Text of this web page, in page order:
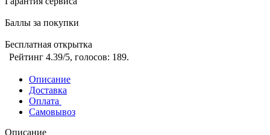
Баллы за покупки
Бесплатная открытка
Рейтинг 4.39/5, голосов: 189.
Описание
Доставка
Оплата
Самовывоз
Описание